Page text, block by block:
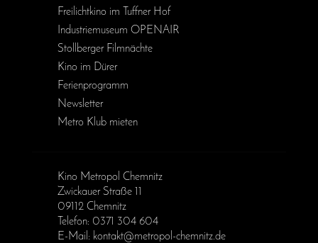
Freilichtkino im Tuffner Hof
Industriemuseum OPENAIR
Stollberger Filmnächte
Kino im Dürer
Ferienprogramm
Newsletter
Metro Klub mieten
Kino Metropol Chemnitz
Zwickauer Straße 11
09112 Chemnitz
Telefon: 0371 304 604
E-Mail: kontakt@metropol-chemnitz.de